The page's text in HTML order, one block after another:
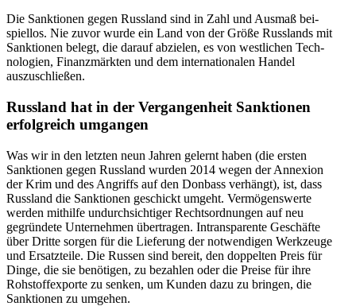
Die Sank­tio­nen gegen Russ­land sind in Zahl und Ausmaß bei­
spiel­los. Nie zuvor wurde ein Land von der Größe Russ­lands mit
Sank­tio­nen belegt, die darauf abzie­len, es von west­li­chen Tech­
no­lo­gien, Finanz­märk­ten und dem inter­na­tio­na­len Handel
auszuschließen.
Russ­land hat in der Ver­gan­gen­heit Sank­tio­nen
erfolg­reich umgangen
Was wir in den letzten neun Jahren gelernt haben (die ersten
Sank­tio­nen gegen Russ­land wurden 2014 wegen der Anne­xion
der Krim und des Angriffs auf den Donbass ver­hängt), ist, dass
Russ­land die Sank­tio­nen geschickt umgeht. Ver­mö­gens­werte
werden mit­hilfe undurch­sich­ti­ger Rechts­ord­nun­gen auf neu
gegrün­dete Unter­neh­men über­tra­gen. Intrans­pa­rente Geschäfte
über Dritte sorgen für die Lie­fe­rung der not­wen­di­gen Werk­zeuge
und Ersatz­teile. Die Russen sind bereit, den dop­pel­ten Preis für
Dinge, die sie benö­ti­gen, zu bezah­len oder die Preise für ihre
Roh­stoff­ex­porte zu senken, um Kunden dazu zu bringen, die
Sank­tio­nen zu umgehen.